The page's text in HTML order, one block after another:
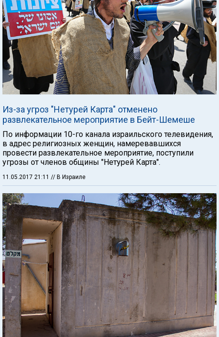
Из-за угроз "Нетурей Карта" отменено
развлекательное мероприятие в Бейт-Шемеше
По информации 10-го канала израильского телевидения,
в адрес религиозных женщин, намеревавшихся
провести развлекательное мероприятие, поступили
угрозы от членов общины "Нетурей Карта".
11.05.2017 21:11 // В Израиле